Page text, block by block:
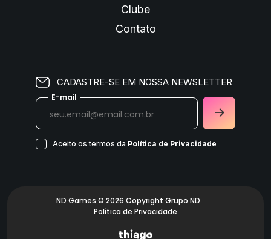
Clube
Contato
CADASTRE-SE EM NOSSA NEWSLETTER
E-mail
Aceito os termos da Política de Privacidade
ND Games © 2026 Copyright Grupo ND
Política de Privacidade